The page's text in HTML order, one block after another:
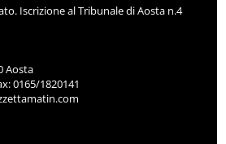
Iscrizione al Tribunale di Aosta n.4
Aosta
0165/1820141